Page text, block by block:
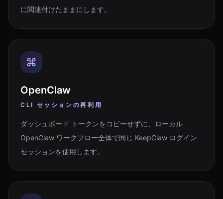
に関連付けたままにします。
OpenClaw
CLI セッションの再利用
ダッシュボード トークンをコピーせずに、ローカル
OpenClaw ワークフロー全体で同じ KeepClaw ログイン
セッションを使用します。